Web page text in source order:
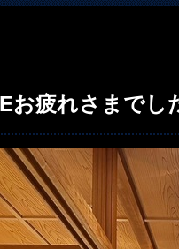
お疲れさまでし